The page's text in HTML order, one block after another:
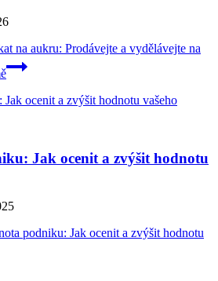
na aukru: Prodávejte a vydělávejte na
Jak ocenit a zvýšit hodnotu
podniku: Jak ocenit a zvýšit hodnotu